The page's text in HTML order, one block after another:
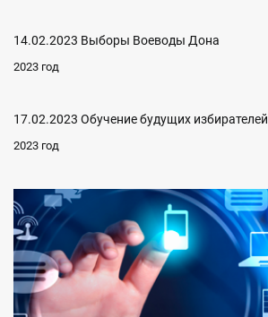
14.02.2023 Выборы Воеводы Дона
2023 год
17.02.2023 Обучение будущих избирателей
2023 год